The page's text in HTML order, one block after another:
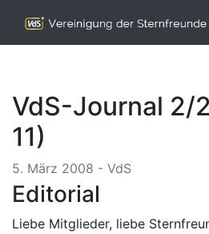
VdS-Journal 2/
11)
5. März 2008 - VdS
Editorial
Liebe Mitglieder, liebe